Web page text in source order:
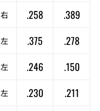
右 .258 .389
左 .375 .278
左 .246 .150
左 .230 .211